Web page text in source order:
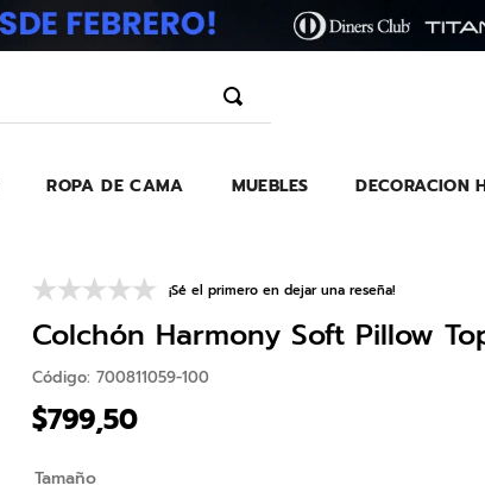
ROPA DE CAMA MUEBLES DECORACION
¡Sé el primero en dejar una reseña!
Colchón Harmony Soft Pillow
Código: 700811059-100
$799,50
Tamaño